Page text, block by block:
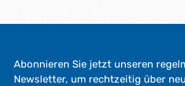
Abonnieren Sie jetzt unseren
Newsletter, um rechtzeitig über